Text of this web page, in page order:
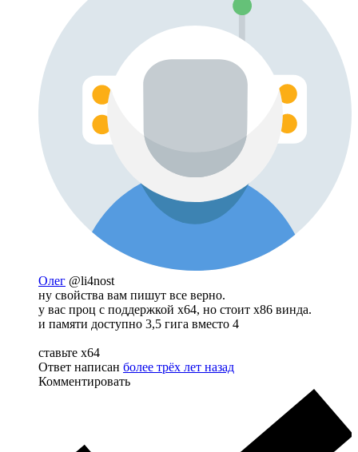
Олег @li4nost
ну свойства вам пишут все верно.
у вас проц с поддержкой х64, но стоит x86 винда.
и памяти доступно 3,5 гига вместо 4
ставьте х64
Ответ написан более трёх лет назад
Комментировать